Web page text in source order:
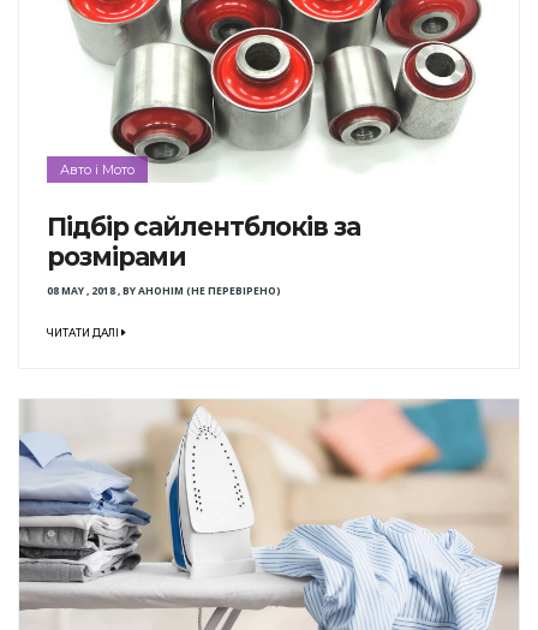
Авто і Мото
Підбір сайлентблоків за
розмірами
08 MAY , 2018,BYАНОНІМ (НЕ ПЕРЕВІРЕНО)
ЧИТАТИ ДАЛІ